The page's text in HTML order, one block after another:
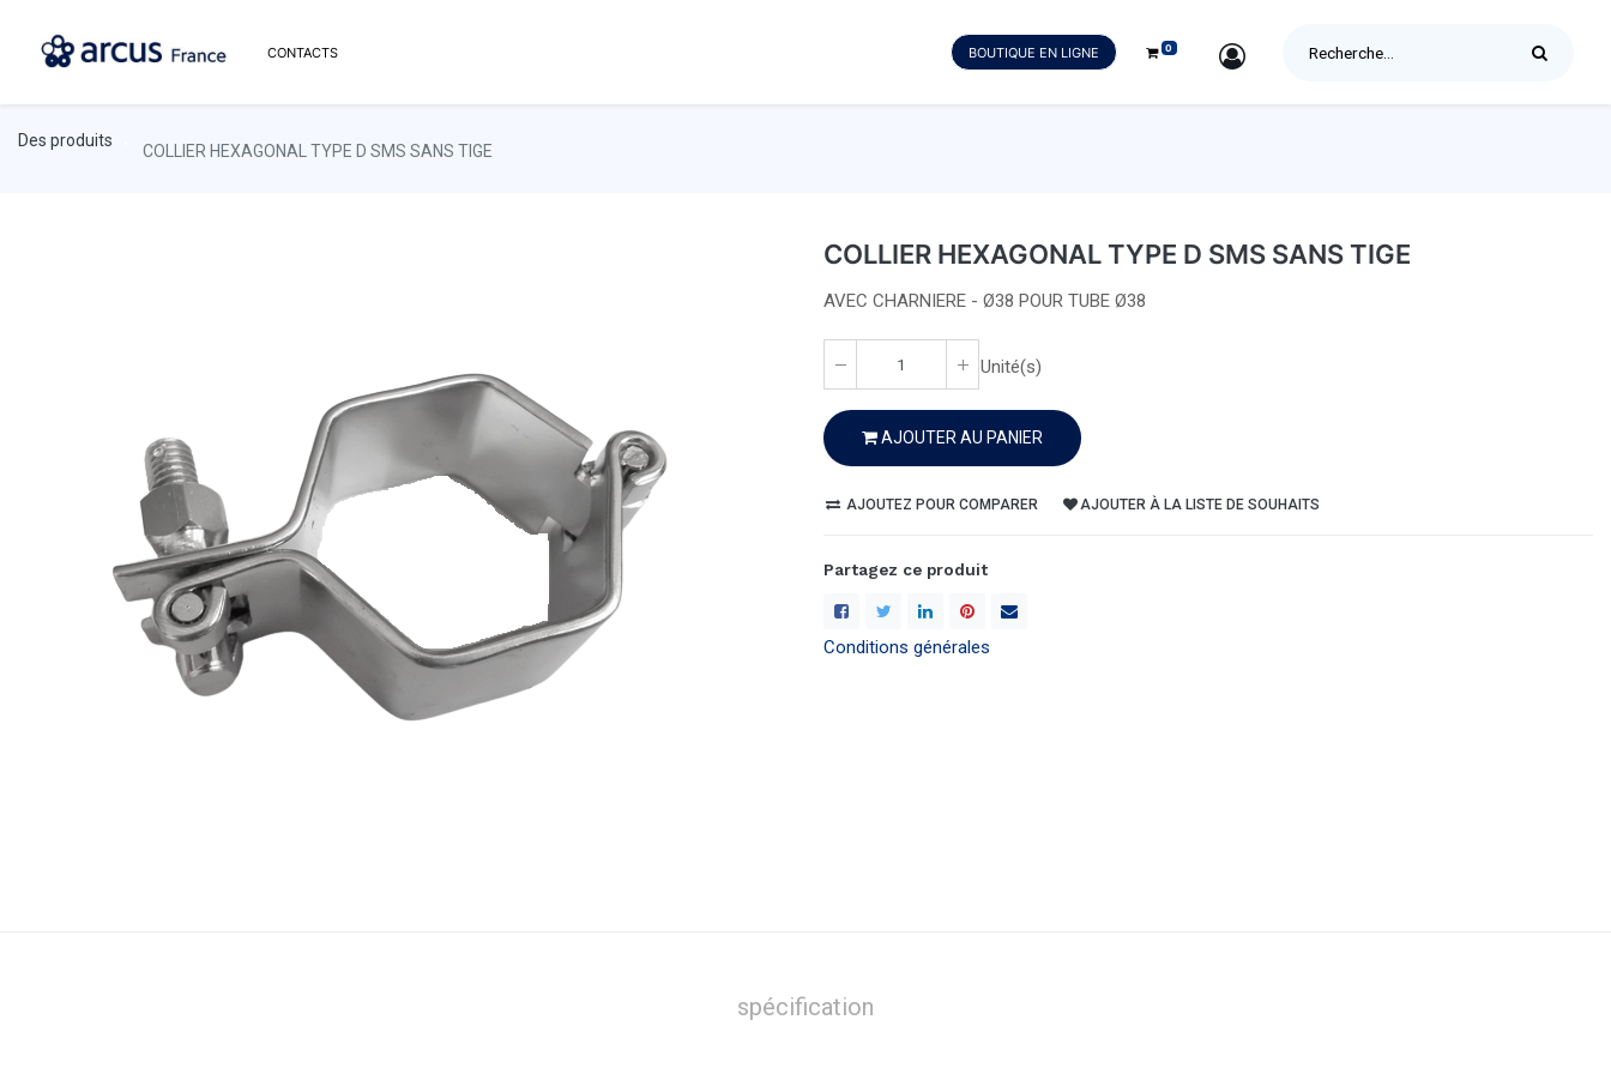
CONTACTS BOUTIQUE EN LIGNE 0 SIGN IN
Des produits
COLLIER HEXAGONAL TYPE D SMS SANS TIGE
COLLIER HEXAGONAL TYPE D SMS SANS TIGE
AVEC CHARNIERE - Ø38 POUR TUBE Ø38
Unité(s)
AJOUTER AU PANIER
AJOUTEZ POUR COMPARER AJOUTER À LA LISTE DE SOUHAITS
Partagez ce produit
Conditions générales
spécification